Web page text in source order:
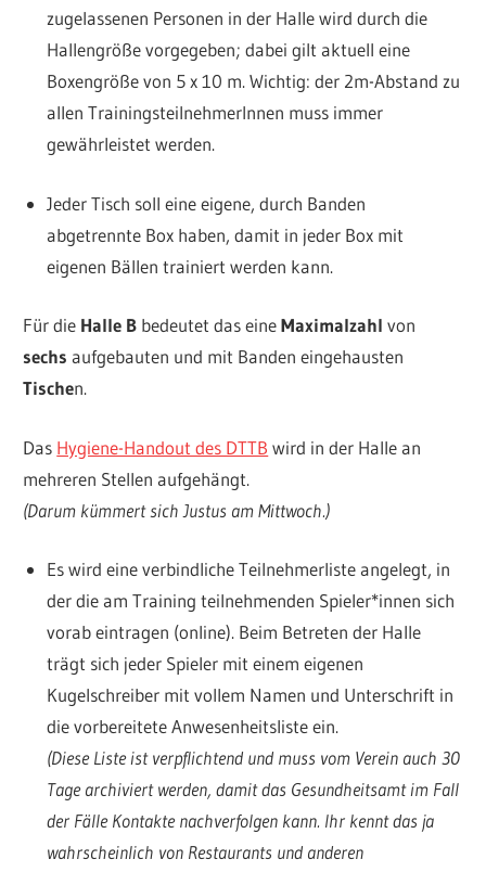
zugelassenen Personen in der Halle wird durch die
Hallengröße vorgegeben; dabei gilt aktuell eine
Boxengröße von 5 x 10 m.Wichtig: der 2m-Abstand zu
allen TrainingsteilnehmerInnen muss immer
gewährleistet werden.
Jeder Tisch soll eine eigene, durch Banden
abgetrennte Box haben, damit in jeder Box mit
eigenen Bällen trainiert werden kann.
Für die Halle B bedeutet das eineMaximalzahl von
sechs aufgebauten und mit Banden eingehausten
Tischen.
Das Hygiene-Handout des DTTB wird in der Halle an
mehreren Stellen aufgehängt.
(Darum kümmert sich Justus am Mittwoch.)
Es wird eine verbindliche Teilnehmerliste angelegt, in
der die am Training teilnehmenden Spieler*innen sich
vorab eintragen (online). Beim Betreten der Halle
trägt sich jeder Spieler mit einem eigenen
Kugelschreiber mit vollem Namen und Unterschrift in
die vorbereitete Anwesenheitsliste ein.
(Diese Liste ist verpflichtend und muss vom Verein auch 30
Tage archiviert werden, damit das Gesundheitsamt im Fall
der Fälle Kontakte nachverfolgen kann. Ihr kennt das ja
wahrscheinlich von Restaurants und anderen